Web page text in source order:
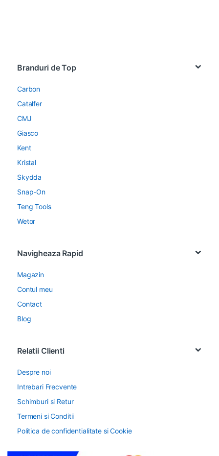
Branduri de Top
Carbon
Catalfer
CMJ
Giasco
Kent
Kristal
Skydda
Snap-On
Teng Tools
Wetor
Navigheaza Rapid
Magazin
Contul meu
Contact
Blog
Relatii Clienti
Despre noi
Intrebari Frecvente
Schimburi si Retur
Termeni si Conditii
Politica de confidentialitate si Cookie